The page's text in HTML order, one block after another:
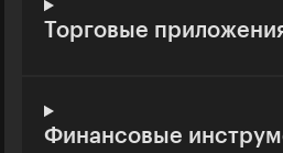
Торговые
Финансовые